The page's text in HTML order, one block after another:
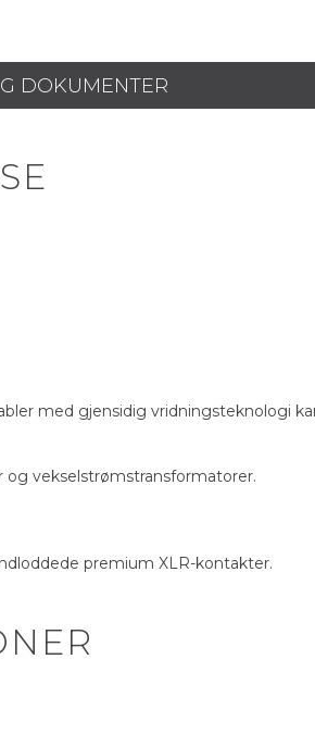
DOKUMENTER
med gjensidig vridningsteknologi
vekselstrømstransformatorer.
premium XLR-kontakter.